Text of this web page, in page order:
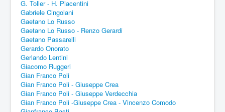
G. Toller - H. Piacentini
Gabriele Cingolani
Gaetano Lo Russo
Gaetano Lo Russo - Renzo Gerardi
Gaetano Passarelli
Gerardo Onorato
Gerlando Lentini
Giacomo Ruggeri
Gian Franco Poli
Gian Franco Poli - Giuseppe Crea
Gian Franco Poli - Giuseppe Verdecchia
Gian Franco Poli -Giuseppe Crea - Vincenzo Comodo